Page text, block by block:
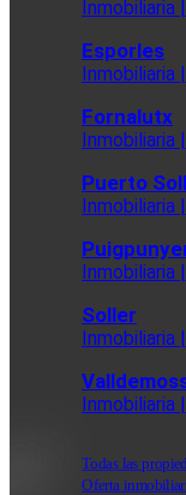
Esporles
Fornalutx
Puerto
Soller
Todas las
Oferta